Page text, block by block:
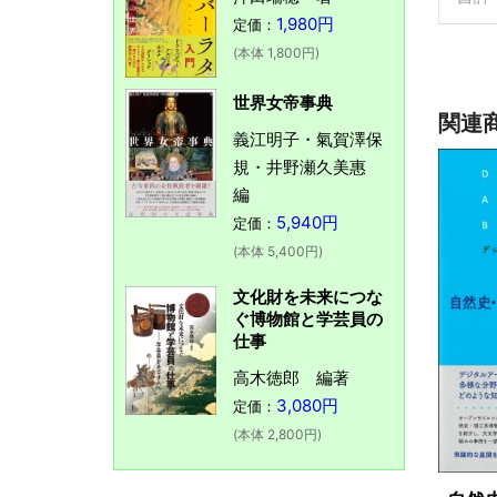
関連
定価： 1,980円
(本体 1,800円)
世界女帝事典
義江明子・氣賀澤保
規・井野瀬久美惠
編
定価： 5,940円
(本体 5,400円)
文化財を未来につな
ぐ博物館と学芸員の
仕事
高木徳郎 編著
定価： 3,080円
(本体 2,800円)